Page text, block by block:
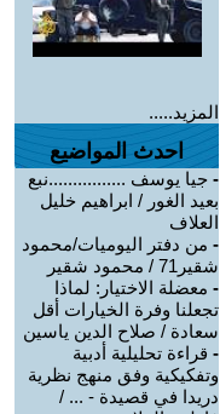
المزيد.....
احدث المواضيع
- جيا يوسف ................نبع
بعيد الغور / ابراهيم خليل
العلاف
- من دفتر اليوميات/محمود
شقير71 / محمود شقير
- معضلة الاختيار: لماذا
تجعلنا وفرة الخيارات أقل
سعادة / صلاح الدين ياسين
- قراءة تحليلية أدبية
وتفكيكية وفق منهج نظرية
دريدا في قصيدة - ... /